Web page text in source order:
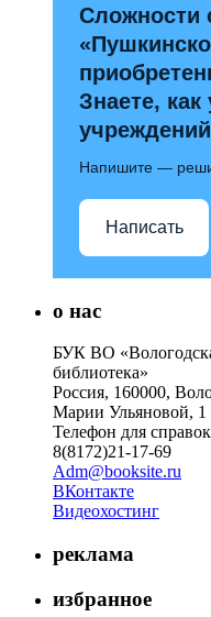
Сложности
Знаете,
Напишите —
Написать
о нас
БУК ВО
библиотека»
Россия, 160000,
Марии Ульяновой, 1
Телефон для
8(8172)21-17-69
Adm@booksite.ru
ВКонтакте
Видеохостинг
реклама
избранное